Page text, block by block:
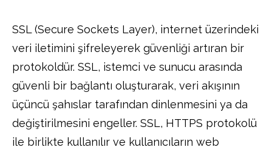
SSL (Secure Sockets Layer), internet üzerindeki
veri iletimini şifreleyerek güvenliği artıran bir
protokoldür. SSL, istemci ve sunucu arasında
güvenli bir bağlantı oluşturarak, veri akışının
üçüncü şahıslar tarafından dinlenmesini ya da
değiştirilmesini engeller. SSL, HTTPS protokolü
ile birlikte kullanılır ve kullanıcıların web